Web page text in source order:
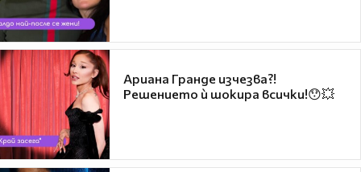
Ариана Гранде изчезва?!
Решението ѝ шокира всички!😯💥